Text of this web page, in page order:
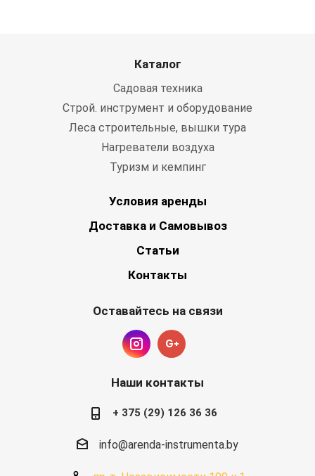
Каталог
Садовая техника
Строй. инструмент и оборудование
Леса строительные, вышки тура
Нагреватели воздуха
Туризм и кемпинг
Условия аренды
Доставка и Самовывоз
Статьи
Контакты
Оставайтесь на связи
Наши контакты
+ 375 (29) 126 36 36
info@arenda-instrumenta.by